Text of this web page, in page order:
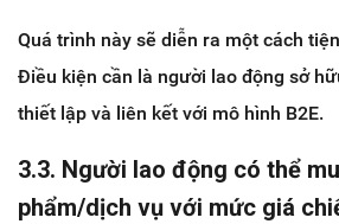
Quá trình này sẽ diễn ra một cách
Điều kiện cần là người lao động sở
thiết lập và liên kết với mô hình B2E.
3.3. Người lao động có thể
phẩm/dịch vụ với mức giá